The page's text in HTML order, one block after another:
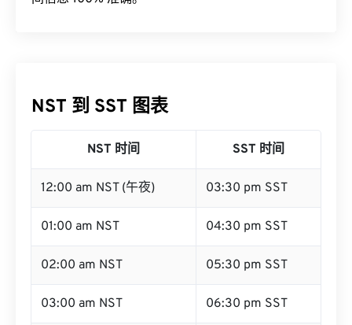
NST 到 SST 图表
NST 时间 SST 时间
12:00 am NST (午夜) 03:30 pm SST
01:00 am NST 04:30 pm SST
02:00 am NST 05:30 pm SST
03:00 am NST 06:30 pm SST